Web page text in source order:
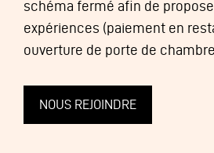
schéma fermé afin de
expériences (paiement en
ouverture de porte de
NOUS REJOINDRE